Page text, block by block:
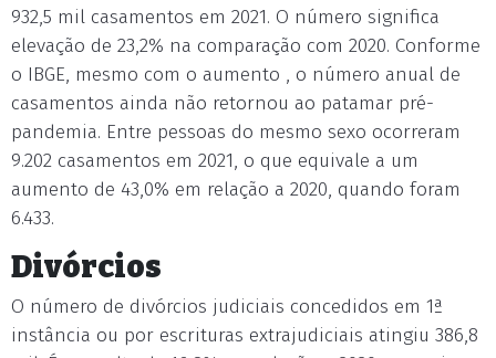
932,5 mil casamentos em 2021. O número significa
elevação de 23,2% na comparação com 2020. Conforme
o IBGE, mesmo com o aumento , o número anual de
casamentos ainda não retornou ao patamar pré-
pandemia. Entre pessoas do mesmo sexo ocorreram
9.202 casamentos em 2021, o que equivale a um
aumento de 43,0% em relação a 2020, quando foram
6.433.
Divórcios
O número de divórcios judiciais concedidos em 1ª
instância ou por escrituras extrajudiciais atingiu 386,8